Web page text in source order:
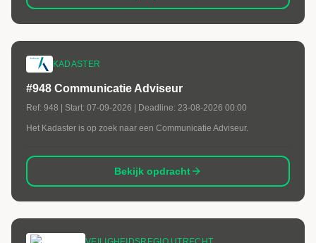
KADASTER
#948 Communicatie Adviseur
Ref: 948 | Start: 07-09-2026 | Deadline: 23-08-2026 00:00
Het Kadaster is op zoek naar een Communicatie Adviseur.
Bekijk opdracht